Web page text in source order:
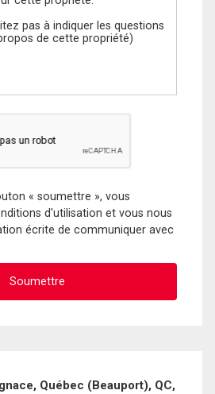
« soumettre », vous
d'utilisation et vous nous
écrite de communiquer avec
Québec (Beauport), QC,